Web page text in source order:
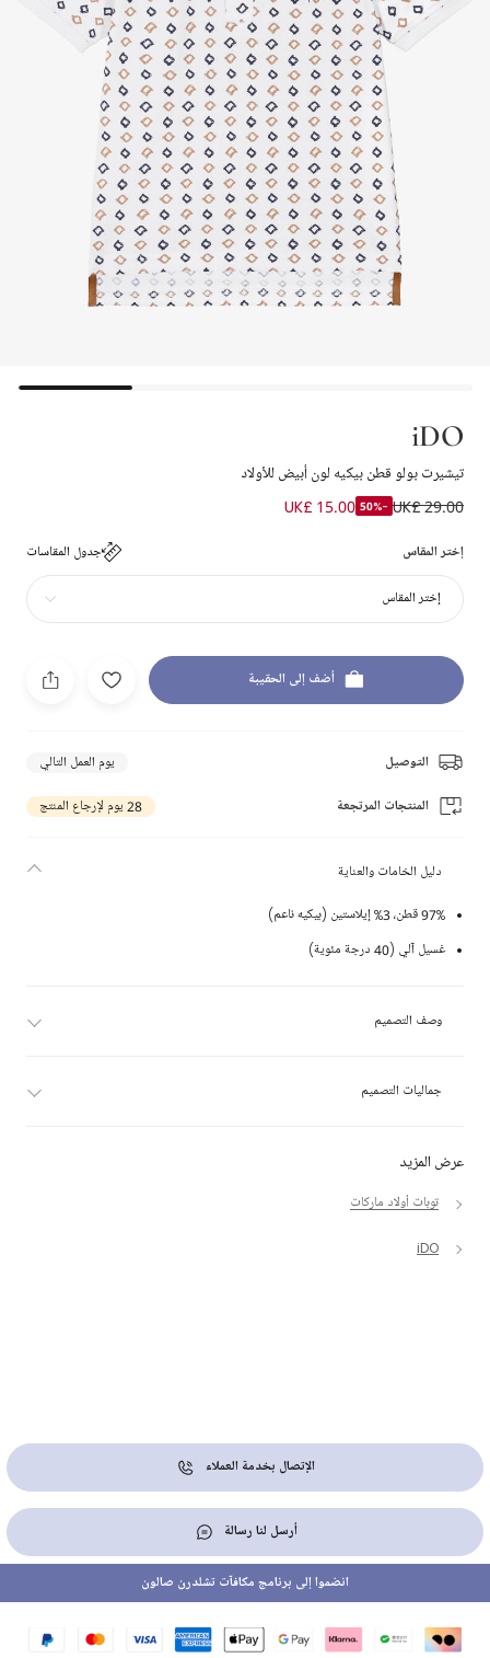
iDO
تيشيرت بولو قطن بيكيه لون أبيض للأولاد
UK£ 29.00
-50%
UK£ 15.00
إختر المقاس جدول المقاسات
إختر المقاس
أضف إلى الحقيبة
التوصيل يوم العمل التالي
المنتجات المرتجعة 28 يوم لإرجاع المنتج
عرض المزيد
توبات أولاد ماركات
iDO
دليل الخامات والعناية
97% قطن، 3% إيلاستين (بيكيه ناعم)
غسيل آلي (40 درجة مئوية)
وصف التصميم
جماليات التصميم
الإتصال بخدمة العملاء
أرسل لنا رسالة
انضموا إلى برنامج مكافآت تشلدرن صالون